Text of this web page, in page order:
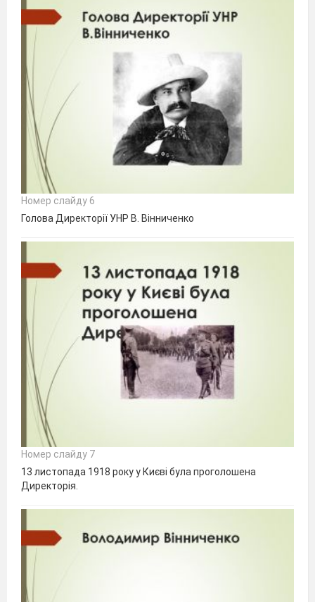
Номер слайду 6
Голова Директорії УНР В. Вінниченко
Номер слайду 7
13 листопада 1918 року у Києві була проголошена
Директорія.